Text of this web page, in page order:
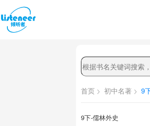
首页 初中名著 9
9下-儒林外史